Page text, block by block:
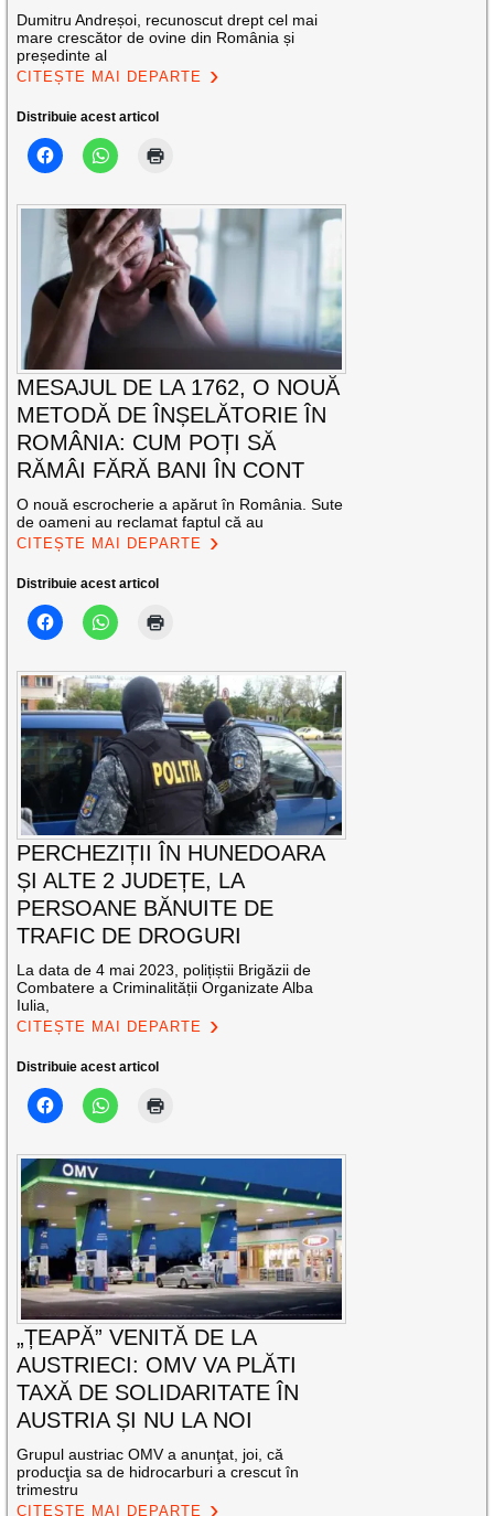
Dumitru Andreșoi, recunoscut drept cel mai
mare crescător de ovine din România și
președinte al
CITEȘTE MAI DEPARTE
Distribuie acest articol
MESAJUL DE LA 1762, O NOUĂ
METODĂ DE ÎNȘELĂTORIE ÎN
ROMÂNIA: CUM POȚI SĂ
RĂMÂI FĂRĂ BANI ÎN CONT
O nouă escrocherie a apărut în România. Sute
de oameni au reclamat faptul că au
CITEȘTE MAI DEPARTE
Distribuie acest articol
PERCHEZIȚII ÎN HUNEDOARA
ȘI ALTE 2 JUDEȚE, LA
PERSOANE BĂNUITE DE
TRAFIC DE DROGURI
La data de 4 mai 2023, polițiștii Brigăzii de
Combatere a Criminalității Organizate Alba
Iulia,
CITEȘTE MAI DEPARTE
Distribuie acest articol
„ȚEAPĂ” VENITĂ DE LA
AUSTRIECI: OMV VA PLĂTI
TAXĂ DE SOLIDARITATE ÎN
AUSTRIA ȘI NU LA NOI
Grupul austriac OMV a anunţat, joi, că
producţia sa de hidrocarburi a crescut în
trimestru
CITEȘTE MAI DEPARTE